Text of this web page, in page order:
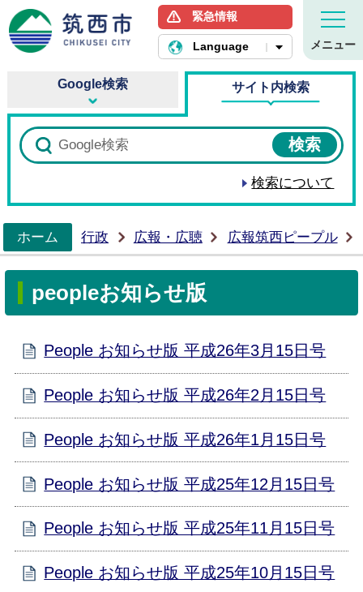
筑西市ホームページ
緊急情報
Language メニュー
Google検索 サイト内検索
検索について
ホーム
行政 広報・広聴 広報筑西ピープル
peopleお知らせ版
People お知らせ版 平成26年3月15日号
People お知らせ版 平成26年2月15日号
People お知らせ版 平成26年1月15日号
People お知らせ版 平成25年12月15日号
People お知らせ版 平成25年11月15日号
People お知らせ版 平成25年10月15日号